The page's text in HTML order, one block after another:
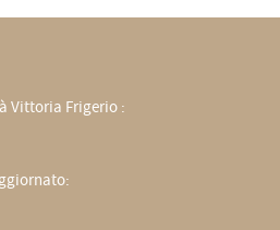
Vittoria Frigerio :